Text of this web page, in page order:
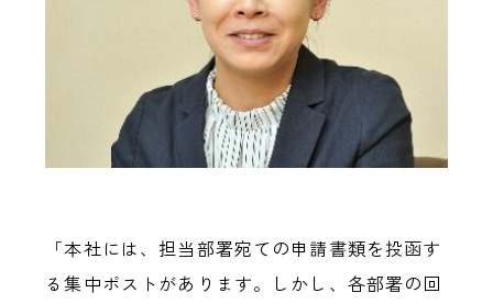
「本社には、担当部署宛ての申請書類を投函す
る集中ポストがあります。しかし、各部署の回